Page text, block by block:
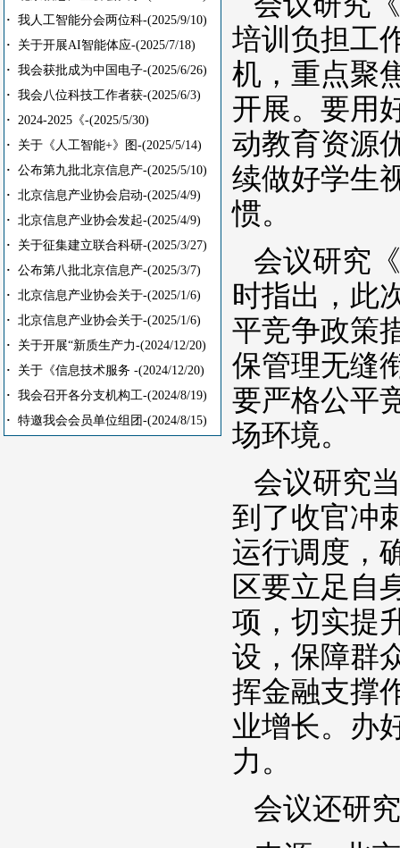
· 我人工智能分会两位科-(2025/9/10)
·
关于开展AI智能体应-(2025/7/18)
· 我会获批成为中国电子-(2025/6/26)
· 我会八位科技工作者获-(2025/6/3)
· 2024-2025《-(2025/5/30)
·
关于《人工智能+》图-(2025/5/14)
· 公布第九批北京信息产-(2025/5/10)
· 北京信息产业协会启动-(2025/4/9)
· 北京信息产业协会发起-(2025/4/9)
·
关于征集建立联合科研-(2025/3/27)
· 公布第八批北京信息产-(2025/3/7)
· 北京信息产业协会关于-(2025/1/6)
· 北京信息产业协会关于-(2025/1/6)
·
关于开展“新质生产力-(2024/12/20)
·
关于《信息技术服务 -(2024/12/20)
· 我会召开各分支机构工-(2024/8/19)
· 特邀我会会员单位组团-(2024/8/15)
培训负担工
机，重点聚
开展。要用
动教育资源
续做好学生
惯。
会议研究
时指出，此
平竞争政策
保管理无缝
要严格公平
场环境。
会议研究
到了收官冲
运行调度，
区要立足自
项，切实提
设，保障群
挥金融支撑
业增长。办
力。
会议还研